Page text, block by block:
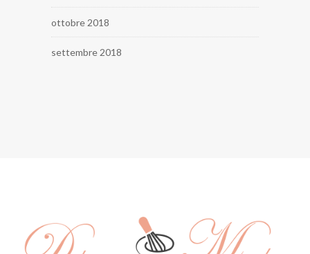
ottobre 2018
settembre 2018